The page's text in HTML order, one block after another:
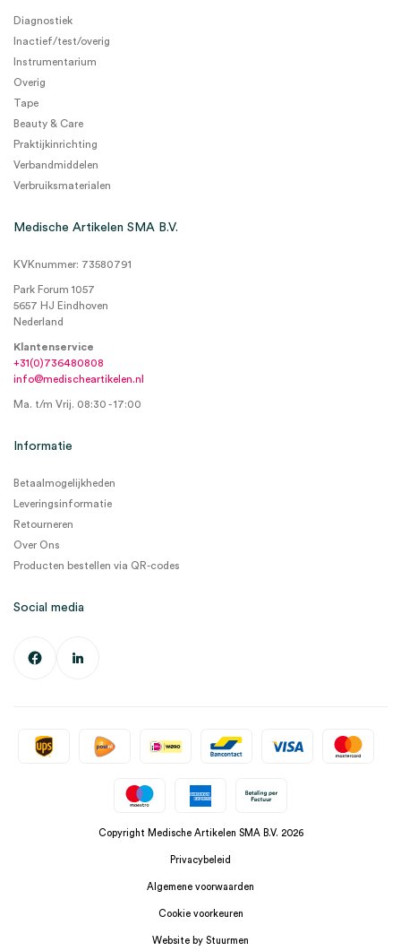
Diagnostiek
Inactief/test/overig
Instrumentarium
Overig
Tape
Beauty & Care
Praktijkinrichting
Verbandmiddelen
Verbruiksmaterialen
Medische Artikelen SMA B.V.
KVKnummer: 73580791
Park Forum 1057
5657 HJ Eindhoven
Nederland
Klantenservice
+31(0)736480808
info@medischeartikelen.nl
Ma. t/m Vrij. 08:30 - 17:00
Informatie
Betaalmogelijkheden
Leveringsinformatie
Retourneren
Over Ons
Producten bestellen via QR-codes
Social media
Copyright Medische Artikelen SMA B.V. 2026
Privacybeleid
Algemene voorwaarden
Cookie voorkeuren
Website by Stuurmen